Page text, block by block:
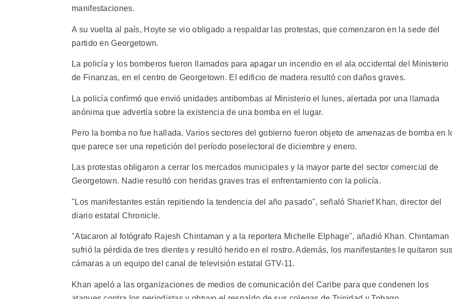
manifestaciones.
A su vuelta al país, Hoyte se vio obligado a respaldar las protestas, que comenzaron en la sede del
partido en Georgetown.
La policía y los bomberos fueron llamados para apagar un incendio en el ala occidental del Ministerio
de Finanzas, en el centro de Georgetown. El edificio de madera resultó con daños graves.
La policía confirmó que envió unidades antibombas al Ministerio el lunes, alertada por una llamada
anónima que advertía sobre la existencia de una bomba en el lugar.
Pero la bomba no fue hallada. Varios sectores del gobierno fueron objeto de amenazas de bomba en
que parece ser una repetición del período poselectoral de diciembre y enero.
Las protestas obligaron a cerrar los mercados municipales y la mayor parte del sector comercial de
Georgetown. Nadie resultó con heridas graves tras el enfrentamiento con la policía.
"Los manifestantes están repitiendo la tendencia del año pasado", señaló Sharief Khan, director del
diario estatal Chronicle.
"Atacaron al fotógrafo Rajesh Chintaman y a la reportera Michelle Elphage", añadió Khan. Chintaman
sufrió la pérdida de tres dientes y resultó herido en el rostro. Además, los manifestantes le quitaron
cámaras a un equipo del canal de televisión estatal GTV-11.
Khan apeló a las organizaciones de medios de comunicación del Caribe para que condenen los